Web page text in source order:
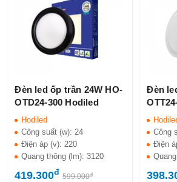
Đèn led ốp trần 24W HO-
OTD24-300 Hodiled
Hodiled
Công suất (w):24
Điện áp (v):220
Quang thông (lm):3120
419.300đ 599.000đ
Đèn
Công
Điện